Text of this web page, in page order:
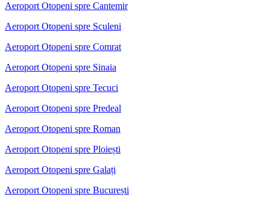
Aeroport Otopeni spre Cantemir
Aeroport Otopeni spre Sculeni
Aeroport Otopeni spre Comrat
Aeroport Otopeni spre Sinaia
Aeroport Otopeni spre Tecuci
Aeroport Otopeni spre Predeal
Aeroport Otopeni spre Roman
Aeroport Otopeni spre Ploiești
Aeroport Otopeni spre Galați
Aeroport Otopeni spre București